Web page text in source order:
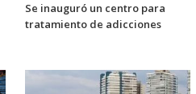
Se inauguró un centro para
tratamiento de adicciones